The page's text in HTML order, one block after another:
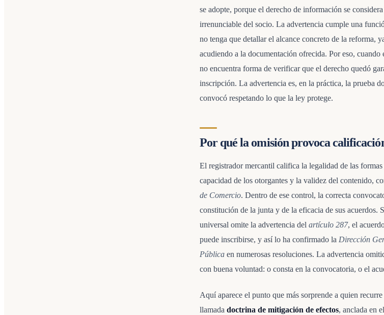
se adopte, porque el derecho de información se
irrenunciable del socio. La advertencia cumple una
no tenga que detallar el alcance concreto de la reforma,
acudiendo a la documentación ofrecida. Por eso, cuando
no encuentra forma de verificar que el derecho quedó
inscripción. La advertencia es, en la práctica, la prueba
convocó respetando lo que la ley protege.
Por qué la omisión provoca
El registrador mercantil califica la legalidad de las
capacidad de los otorgantes y la validez del contenido,
de Comercio. Dentro de ese control, la correcta
constitución de la junta y de la eficacia de sus acuerdos.
universal omite la advertencia del artículo 287, el
puede inscribirse, y así lo ha confirmado la Dirección
Pública en numerosas resoluciones. La advertencia
con buena voluntad: o consta en la convocatoria, o el
Aquí aparece el punto que más sorprende a quien
llamada doctrina de mitigación de efectos, anclada en el